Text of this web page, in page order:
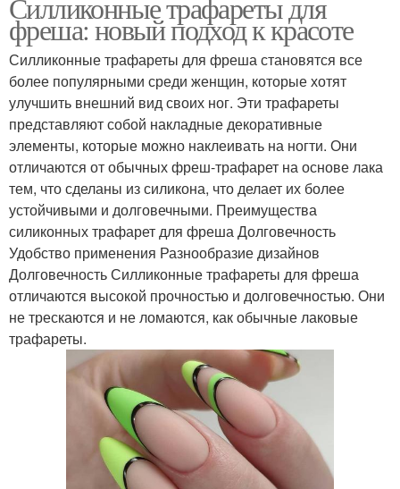
фреша: новый подход к красоте
Силликонные трафареты для фреша становятся все
более популярными среди женщин, которые хотят
улучшить внешний вид своих ног. Эти трафареты
представляют собой накладные декоративные
элементы, которые можно наклеивать на ногти. Они
отличаются от обычных фреш-трафарет на основе лака
тем, что сделаны из силикона, что делает их более
устойчивыми и долговечными. Преимущества
силиконных трафарет для фреша Долговечность
Удобство применения Разнообразие дизайнов
Долговечность Силликонные трафареты для фреша
отличаются высокой прочностью и долговечностью. Они
не трескаются и не ломаются, как обычные лаковые
трафареты.